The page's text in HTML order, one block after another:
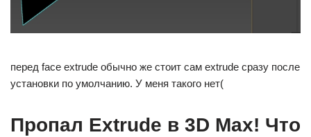
перед face extrude обычно же стоит сам extrude сразу после
установки по умолчанию. У меня такого нет(
Пропал Extrude в 3D Max! Что